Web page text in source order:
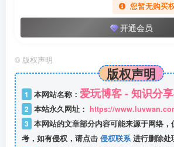
您暂无购买
开通会员
© 版权声明
版权声明
1 本网站名称： 爱玩博客 - 知识分
2 本站永久网址： https://
3 本网站的文章部分内容可能来源于网络，
考，如有侵权，请点击 侵权联系进行删除处